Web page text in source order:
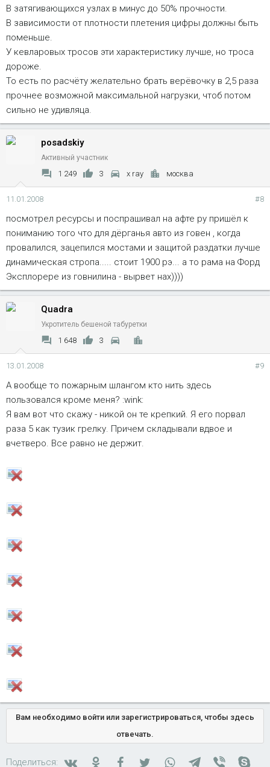
В затягивающихся узлах в минус до 50% прочности.
В зависимости от плотности плетения цифры должны быть
поменьше.
У кевларовых тросов эти характеристику лучше, но троса
дороже.
То есть по расчёту желательно брать верёвочку в 2,5 раза
прочнее возможной максимальной нагрузки, чтоб потом
сильно не удивляца.
posadskiy
Активный участник
1 249 3 x ray москва
11.01.2008 #8
посмотрел ресурсы и поспрашивал на афте ру пришёл к
пониманию того что для дёрганья авто из говен , когда
провалился, зацепился мостами и защитой раздатки лучше
динамическая стропа..... стоит 1900 рэ... а то рама на Форд
Эксплорере из говнилина - вырвет нах))))
Quadra
Укротитель бешеной табуретки
1 648 3
13.01.2008 #9
А вообще то пожарным шлангом кто нить здесь
пользовался кроме меня? :wink:
Я вам вот что скажу - никой он те крепкий. Я его порвал
раза 5 как тузик грелку. Причем складывали вдвое и
вчетверо. Все равно не держит.
Вам необходимо войти или зарегистрироваться, чтобы здесь
отвечать.
Поделиться: ВконтактеОдноклассники
FacebookTwitterWhatsAppTelegram
Viber